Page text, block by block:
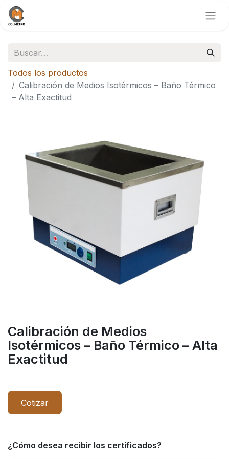
Todos los productos
Calibración de Medios Isotérmicos – Baño Térmico
– Alta Exactitud
Calibración de Medios
Isotérmicos – Baño Térmico – Alta
Exactitud
Cotizar
¿Cómo desea recibir los certificados?